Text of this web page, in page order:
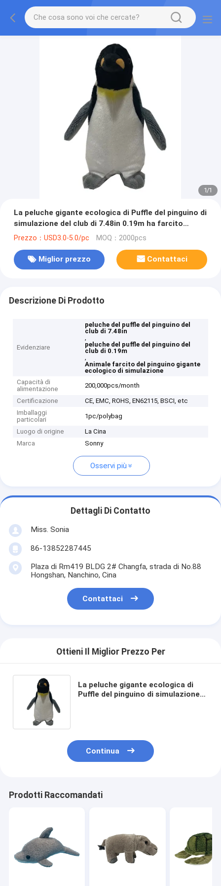
1/1
La peluche gigante ecologica di Puffle del pinguino di
simulazione del club di 7.48in 0.19m ha farcito
animale
Prezzo：USD3.0-5.0/pc MOQ：2000pcs
Miglior prezzo Contattaci
Descrizione Di Prodotto
Evidenziare
peluche del puffle del pinguino del
club di 7.48in
,
peluche del puffle del pinguino del
club di 0.19m
,
Animale farcito del pinguino gigante
ecologico di simulazione
Capacità di
alimentazione
200,000pcs/month
Certificazione
CE, EMC, ROHS, EN62115, BSCI, etc
Imballaggi
particolari
1pc/polybag
Luogo di origine
La Cina
Marca
Sonny
Osservi più
Dettagli Di Contatto
Miss. Sonia
86-13852287445
Plaza di Rm419 BLDG 2# Changfa, strada di No.88
Hongshan, Nanchino, Cina
Contattaci
Ottieni Il Miglior Prezzo Per
La peluche gigante ecologica di
Puffle del pinguino di simulazione
Continua
Prodotti Raccomandati